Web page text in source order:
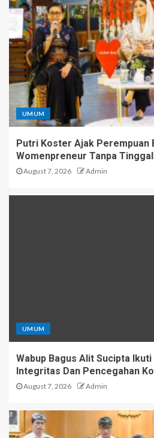
UMUM
Putri Koster Ajak Perempuan
Womenpreneur Tanpa
August 7, 2026 Admin
UMUM
Wabup Bagus Alit Sucipta
Integritas Dan Pencegahan
August 7, 2026 Admin